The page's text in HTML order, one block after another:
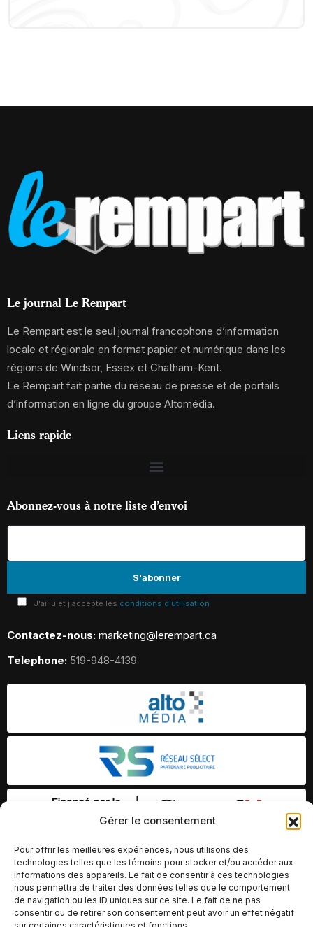
Gérer le consentement
Pour offrir les meilleures expériences, nous utilisons des
technologies telles que les témoins pour stocker et/ou accéder aux
informations des appareils. Le fait de consentir à ces technologies
nous permettra de traiter des données telles que le comportement
de navigation ou les ID uniques sur ce site. Le fait de ne pas
consentir ou de retirer son consentement peut avoir un effet négatif
Le journal Le Rempart
Le Rempart est le seul journal francophone d’information
locale et régionale en format papier et numérique dans les
régions de Windsor, Essex et Chatham-Kent.
Le Rempart fait partie du réseau de presse et de portails
d’information en ligne du groupe Altomédia.
Liens rapide
Abonnez-vous à notre liste d’envoi
J'ai lu et j'accepte les conditions d'utilisation
Contactez-nous: marketing@lerempart.ca
Telephone: 519-948-4139